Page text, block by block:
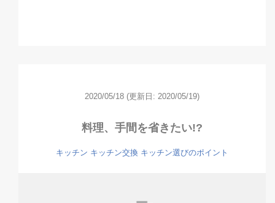
2020/05/18 (更新日: 2020/05/19)
料理、手間を省きたい!?
キッチン キッチン交換 キッチン選びのポイント